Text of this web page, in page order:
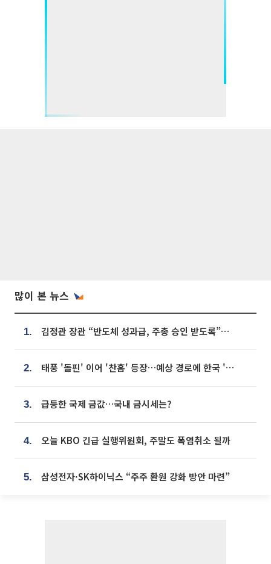
많이 본 뉴스
1. 김정관 장관 “반도체 성과급, 주총 승인 받도록”…상법·자본시장법 개정 시사
2. 태풍 '돌핀' 이어 '찬홈' 등장…예상 경로에 한국 '한숨'
3. 급등한 국제 금값…국내 금시세는?
4. 오늘 KBO 긴급 실행위원회, 주말도 폭염취소 될까
5. 삼성전자·SK하이닉스 “주주 환원 강화 방안 마련”